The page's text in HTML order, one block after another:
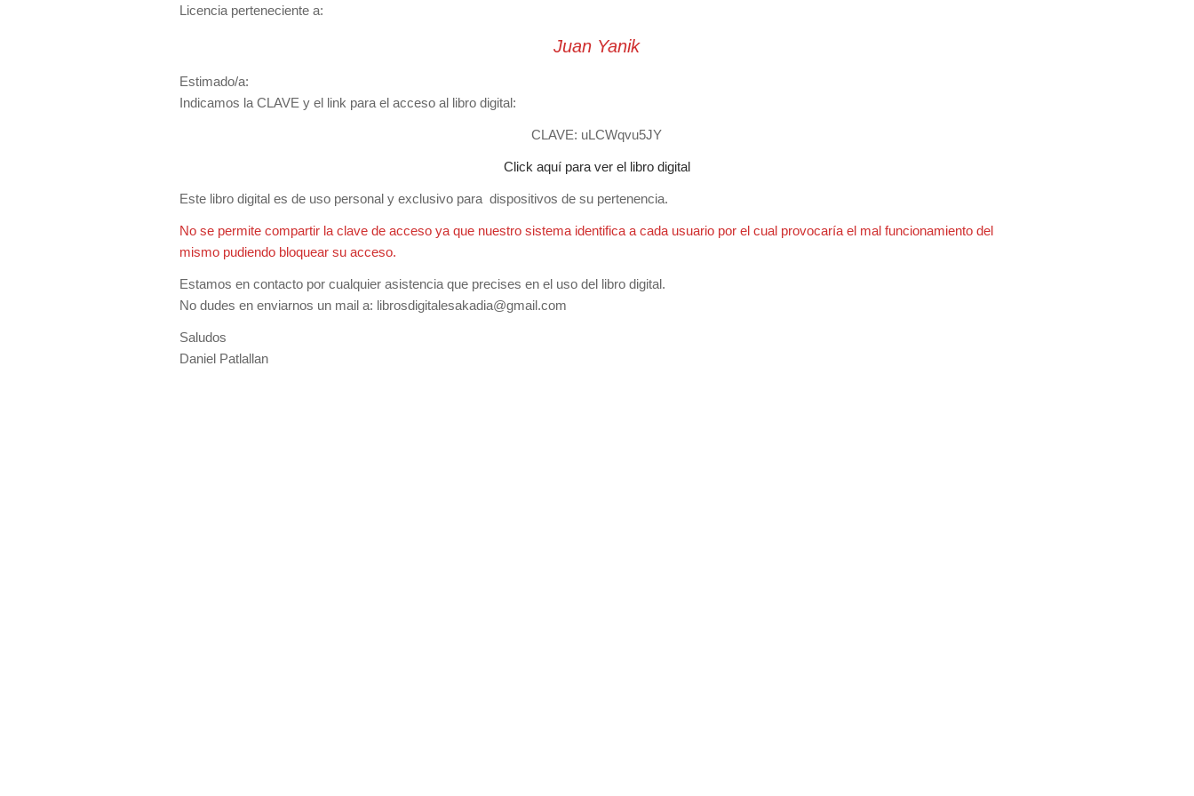
Licencia perteneciente a:
Juan Yanik
Estimado/a:
Indicamos la CLAVE y el link para el acceso al libro digital:
CLAVE: uLCWqvu5JY
Click aquí para ver el libro digital
Este libro digital es de uso personal y exclusivo para dispositivos de su pertenencia.
No se permite compartir la clave de acceso ya que nuestro sistema identifica a cada usuario por el cual provocaría el mal funcionamiento del
mismo pudiendo bloquear su acceso.
Estamos en contacto por cualquier asistencia que precises en el uso del libro digital.
No dudes en enviarnos un mail a: librosdigitalesakadia@gmail.com
Saludos
Daniel Patlallan